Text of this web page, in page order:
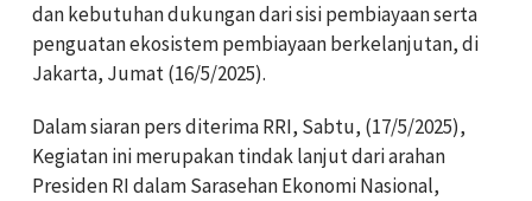
dan kebutuhan dukungan dari sisi pembiayaan serta
penguatan ekosistem pembiayaan berkelanjutan, di
Jakarta, Jumat (16/5/2025).
Dalam siaran pers diterima RRI, Sabtu, (17/5/2025),
Kegiatan ini merupakan tindak lanjut dari arahan
Presiden RI dalam Sarasehan Ekonomi Nasional,